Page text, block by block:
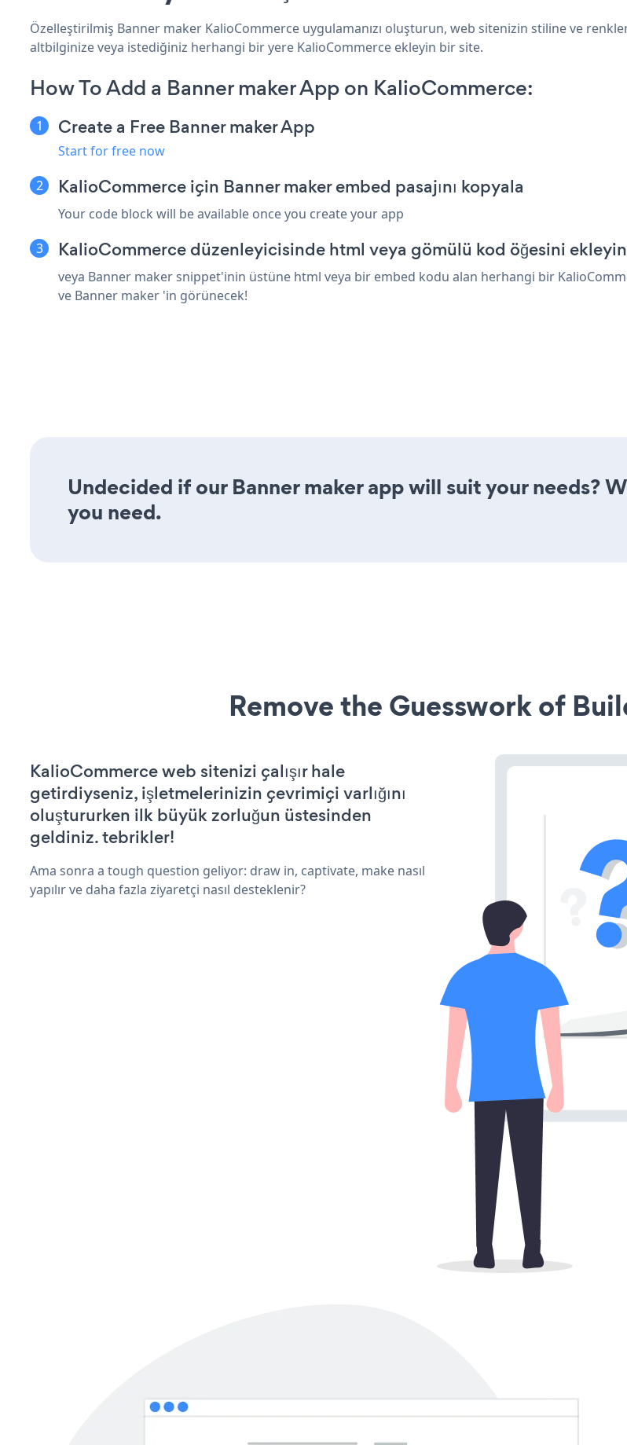
Özelleştirilmiş Banner maker KalioCommerce uygulamanızı oluşturun, web sitenizin stiline ve
altbilginize veya istediğiniz herhangi bir yere KalioCommerce ekleyin bir site.
How To Add a Banner maker App on KalioCommerce:
Create a Free Banner maker App
Start for free now
KalioCommerce için Banner maker embed pasajını kopyala
Your code block will be available once you create your app
KalioCommerce düzenleyicisinde html veya gömülü kod öğesini ekleyin
veya Banner maker snippet'inin üstüne html veya bir embed kodu alan herhangi bir
ve Banner maker 'in görünecek!
Undecided if our Banner maker app will suit your needs?
you need.
Remove the Guesswork of
KalioCommerce web sitenizi çalışır hale
getirdiyseniz, işletmelerinizin çevrimiçi varlığını
oluştururken ilk büyük zorluğun üstesinden
geldiniz. tebrikler!
Ama sonra a tough question geliyor: draw in, captivate, make nasıl
yapılır ve daha fazla ziyaretçi nasıl desteklenir?